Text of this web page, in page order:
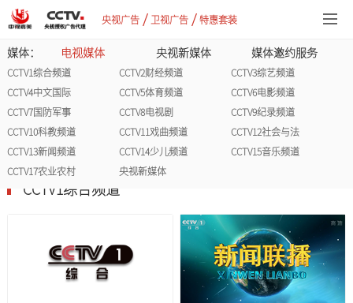
央视广告/ 卫视广告/ 特惠套装
媒体： 电视媒体 央视新媒体 媒体邀约服务
CCTV1综合频道 CCTV2财经频道 CCTV3综艺频道
CCTV4中文国际 CCTV5体育频道 CCTV6电影频道
CCTV7国防军事 CCTV8电视剧 CCTV9纪录频道
CCTV10科教频道 CCTV11戏曲频道 CCTV12社会与法
CCTV13新闻频道 CCTV14少儿频道 CCTV15音乐频道
CCTV17农业农村 央视新媒体
CCTV1综合频道